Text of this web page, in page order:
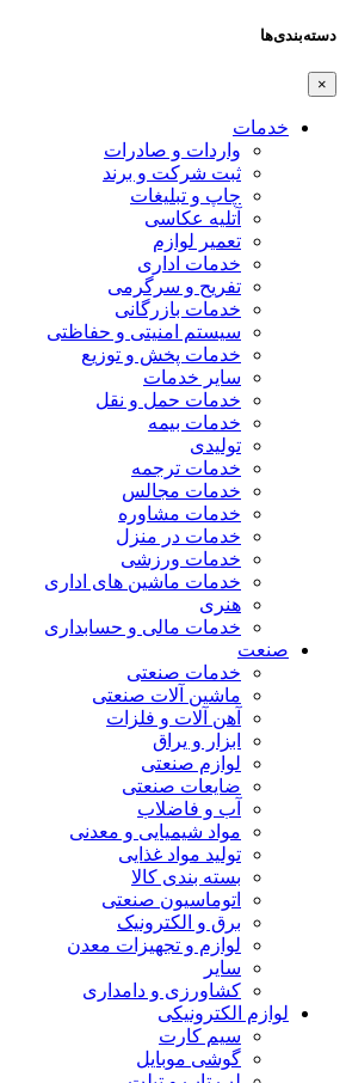
دسته‌بندی‌ها
×
خدمات
واردات و صادرات
ثبت شرکت و برند
چاپ و تبلیغات
آتلیه عکاسی
تعمیر لوازم
خدمات اداری
تفریح و سرگرمی
خدمات بازرگانی
سیستم امنیتی و حفاظتی
خدمات پخش و توزیع
سایر خدمات
خدمات حمل و نقل
خدمات بیمه
تولیدی
خدمات ترجمه
خدمات مجالس
خدمات مشاوره
خدمات در منزل
خدمات ورزشی
خدمات ماشین های اداری
هنری
خدمات مالی و حسابداری
صنعت
خدمات صنعتی
ماشین آلات صنعتی
آهن آلات و فلزات
ابزار و یراق
لوازم صنعتی
ضایعات صنعتی
آب و فاضلاب
مواد شیمیایی و معدنی
تولید مواد غذایی
بسته بندی کالا
اتوماسیون صنعتی
برق و الکترونیک
لوازم و تجهیزات معدن
سایر
کشاورزی و دامداری
لوازم الکترونیکی
سیم کارت
گوشی موبایل